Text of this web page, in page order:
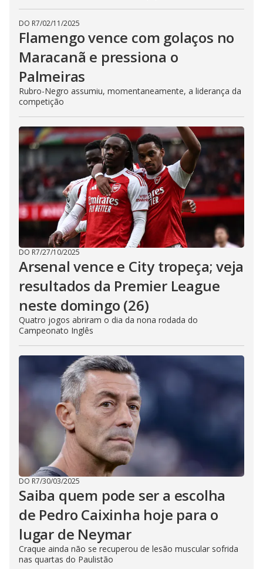
DO R7/02/11/2025
Flamengo vence com golaços no
Maracanã e pressiona o
Palmeiras
Rubro-Negro assumiu, momentaneamente, a liderança da
competição
DO R7/27/10/2025
Arsenal vence e City tropeça; veja
resultados da Premier League
neste domingo (26)
Quatro jogos abriram o dia da nona rodada do
Campeonato Inglês
DO R7/30/03/2025
Saiba quem pode ser a escolha
de Pedro Caixinha hoje para o
lugar de Neymar
Craque ainda não se recuperou de lesão muscular sofrida
nas quartas do Paulistão